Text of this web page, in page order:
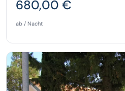
680,00 €
ab / Nacht